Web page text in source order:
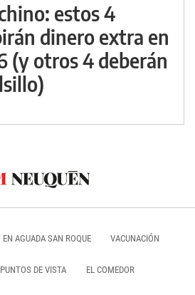
estos 4
dinero extra en
(y otros 4 deberán
EN AGUADA SAN ROQUE VACUNACIÓN
PUNTOS DE VISTA EL COMEDOR